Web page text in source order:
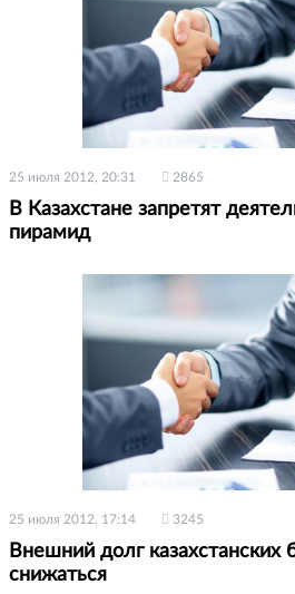
25 июля 2012, 20:31 2865
В Казахстане запретят
пирамид
25 июля 2012, 17:14 3245
Внешний долг казахстанских
снижаться